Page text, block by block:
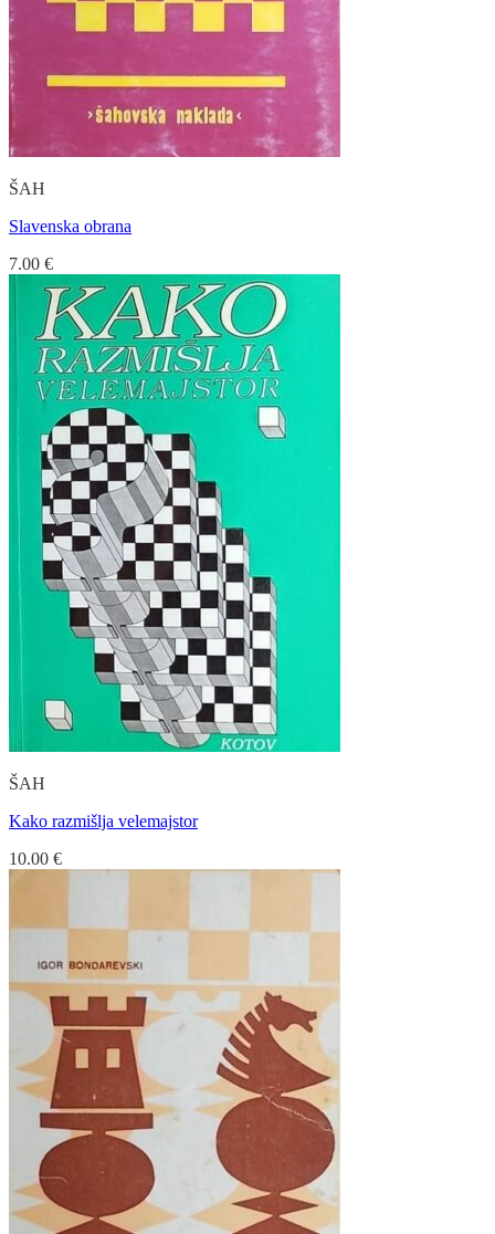
ŠAH
Slavenska obrana
7.00 €
ŠAH
Kako razmišlja velemajstor
10.00 €